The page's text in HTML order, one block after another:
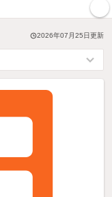
2026年07月25日更新